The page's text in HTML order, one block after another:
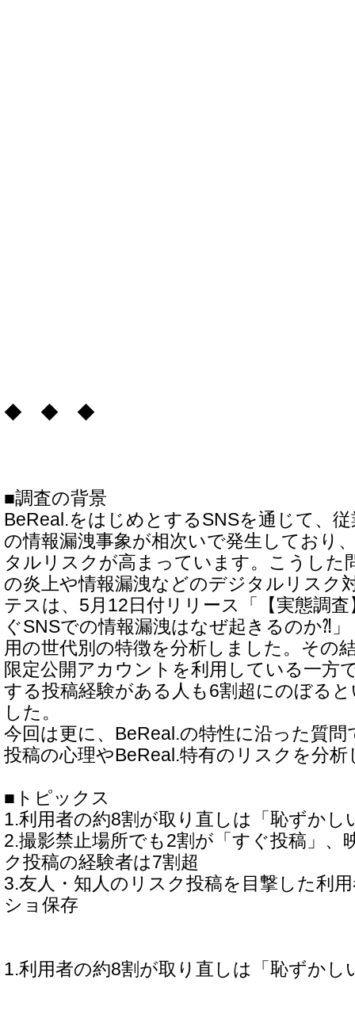
◆ ◆ ◆
■調査の背景
BeReal.をはじめとするSNSを通じて、
の情報漏洩事象が相次いで発生しており
タルリスクが高まっています。こうした
の炎上や情報漏洩などのデジタルリスク
テスは、5月12日付リリース「【実態調
ぐSNSでの情報漏洩はなぜ起きるのか⁈
用の世代別の特徴を分析しました。その
限定公開アカウントを利用している一方
する投稿経験がある人も6割超にのぼる
した。
今回は更に、BeReal.の特性に沿った質問
投稿の心理やBeReal.特有のリスクを分
■トピックス
1.利用者の約8割が取り直しは「恥ずかし
2.撮影禁止場所でも2割が「すぐ投稿」、
ク投稿の経験者は7割超
3.友人・知人のリスク投稿を目撃した利
ショ保存
1.利用者の約8割が取り直しは「恥ずかし